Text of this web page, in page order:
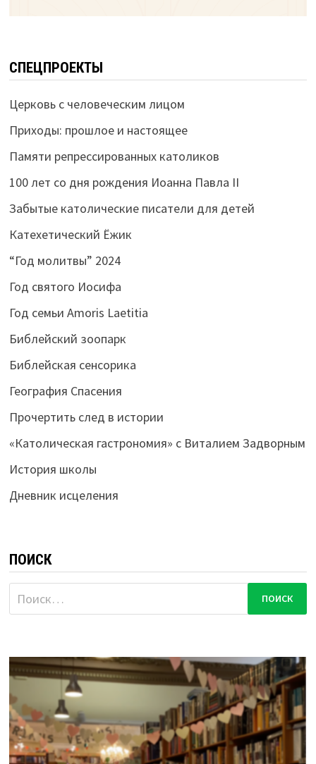
СПЕЦПРОЕКТЫ
Церковь с человеческим лицом
Приходы: прошлое и настоящее
Памяти репрессированных католиков
100 лет со дня рождения Иоанна Павла II
Забытые католические писатели для детей
Катехетический Ёжик
“Год молитвы” 2024
Год святого Иосифа
Год семьи Amoris Laetitia
Библейский зоопарк
Библейская сенсорика
География Спасения
Прочертить след в истории
«Католическая гастрономия» с Виталием Задворным
История школы
Дневник исцеления
ПОИСК
Найти: